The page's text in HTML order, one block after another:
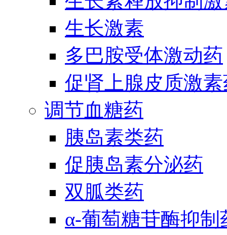
生长激素
多巴胺受体激动药
促肾上腺皮质激
调节血糖药
胰岛素类药
促胰岛素分泌药
双胍类药
α-葡萄糖苷酶抑制